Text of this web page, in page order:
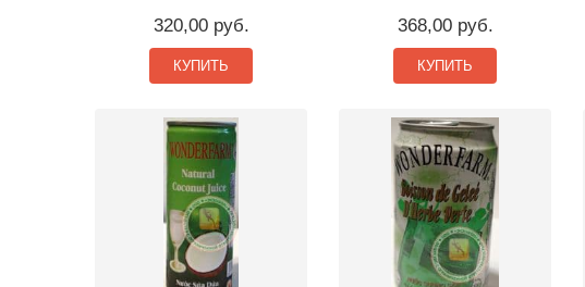
320,00 руб.
КУПИТЬ
368,00 руб.
КУПИТЬ